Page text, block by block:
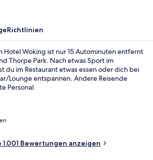
Richtlinien
Hotel Woking ist nur 15 Autominuten entfernt
Thorpe Park. Nach etwas Sport im
du im Restaurant etwas essen oder dich bei
Lounge entspannen. Andere Reisende
Personal.
1.001 Bewertungen anzeigen